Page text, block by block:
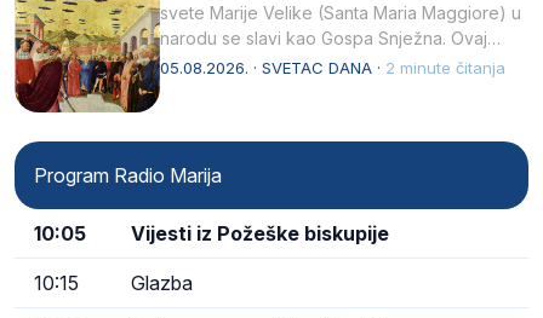
svete Marije Velike (Santa Maria Maggiore) u
narodu se slavi kao Gospa Snježna. Ovaj
naziv, Sancta Maria…
05.08.2026. · SVETAC DANA · 2 minute čitanja
Program Radio Marija
10:05 Vijesti iz Požeške biskupije
10:15 Glazba